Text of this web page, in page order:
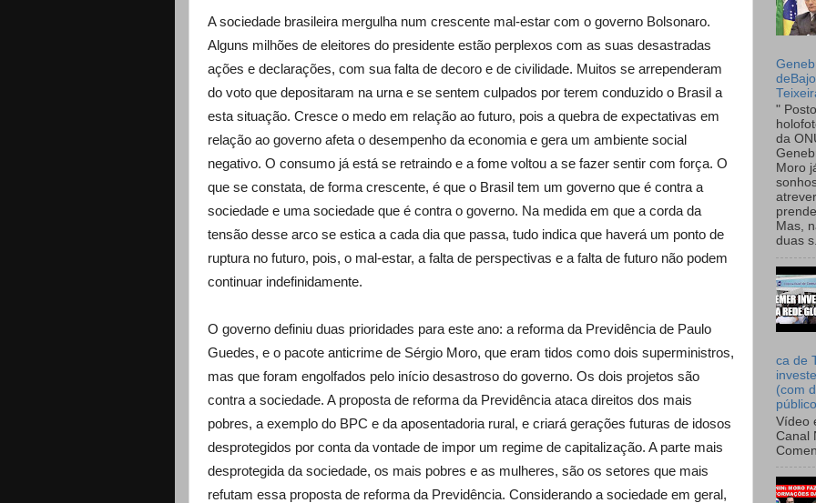
A sociedade brasileira mergulha num crescente mal-estar com o governo Bolsonaro.
Alguns milhões de eleitores do presidente estão perplexos com as suas desastradas
ações e declarações, com sua falta de decoro e de civilidade. Muitos se arrependeram
do voto que depositaram na urna e se sentem culpados por terem conduzido o Brasil a
esta situação. Cresce o medo em relação ao futuro, pois a quebra de expectativas em
relação ao governo afeta o desempenho da economia e gera um ambiente social
negativo. O consumo já está se retraindo e a fome voltou a se fazer sentir com força. O
que se constata, de forma crescente, é que o Brasil tem um governo que é contra a
sociedade e uma sociedade que é contra o governo. Na medida em que a corda da
tensão desse arco se estica a cada dia que passa, tudo indica que haverá um ponto de
ruptura no futuro, pois, o mal-estar, a falta de perspectivas e a falta de futuro não podem
continuar indefinidamente.
O governo definiu duas prioridades para este ano: a reforma da Previdência de Paulo
Guedes, e o pacote anticrime de Sérgio Moro, que eram tidos como dois superministros,
mas que foram engolfados pelo início desastroso do governo. Os dois projetos são
contra a sociedade. A proposta de reforma da Previdência ataca direitos dos mais
pobres, a exemplo do BPC e da aposentadoria rural, e criará gerações futuras de idosos
desprotegidos por conta da vontade de impor um regime de capitalização. A parte mais
desprotegida da sociedade, os mais pobres e as mulheres, são os setores que mais
refutam essa proposta de reforma da Previdência. Considerando a sociedade em geral,
"
da
Moro
Mas,
duas
ca de
(com
Vídeo
Canal